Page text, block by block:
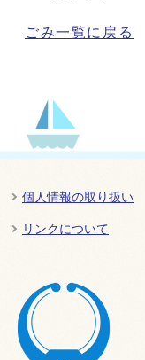
ごみ一覧に戻る
個人情報の取り扱い
リンクについて